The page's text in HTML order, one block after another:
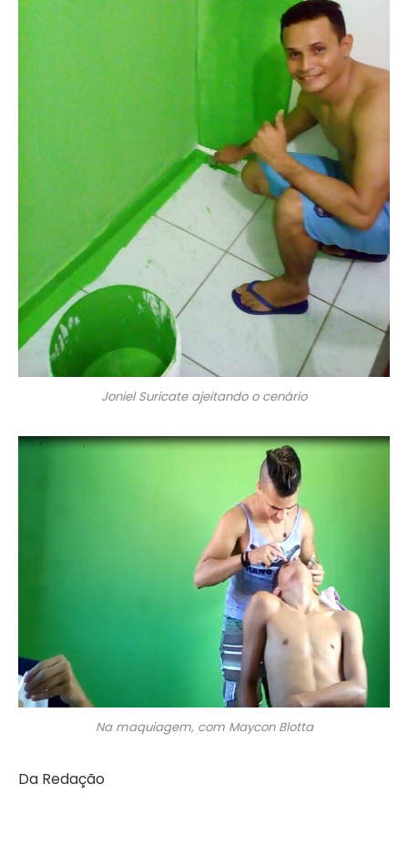
Joniel Suricate ajeitando o cenário
Na maquiagem, com Maycon Blotta
Da Redação